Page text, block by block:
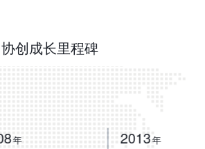
协创成长里程碑